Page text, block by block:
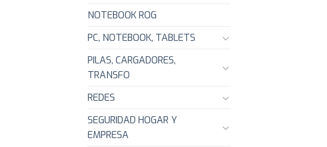
NOTEBOOK ROG
PC, NOTEBOOK, TABLETS
PILAS, CARGADORES,
TRANSFO
REDES
SEGURIDAD HOGAR Y
EMPRESA